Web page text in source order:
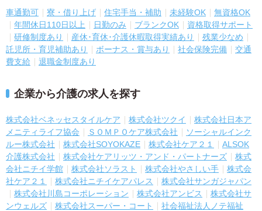
車通勤可 寮・借り上げ 住宅手当・補助 未経験OK
無資格OK
年間休日110日以上
日勤のみ ブランクOK
資格取得サポート
研修制度あり
産休･育休･介護休暇取得実績あり
残業少なめ
託児所・育児補助あり
ボーナス・賞与あり 社会保険完備
交通
費支給
退職金制度あり
企業から介護の求人を探す
株式会社ベネッセスタイルケア 株式会社ツクイ
株式会社日本ア
メニティライフ協会
ＳＯＭＰＯケア株式会社
ソーシャルインク
ルー株式会社
株式会社SOYOKAZE 株式会社ケア２１
ALSOK
介護株式会社
株式会社ケアリッツ・アンド・パートナーズ
株式
会社ニチイ学館
株式会社ソラスト 株式会社やさしい手
株式会
社ケア２１
株式会社ニチイケアパレス
株式会社サンガジャパン
株式会社川島コーポレーション
株式会社アンビス
株式会社サ
ンウェルズ
株式会社スーパー・コート
社会福祉法人ノテ福祉